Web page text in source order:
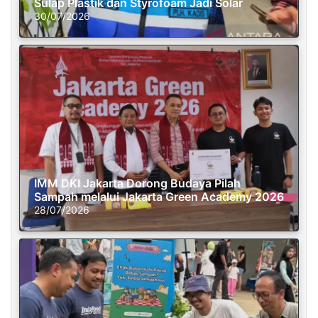
Sulap Plastik dan Styrofoam Jadi Solar
30/07/2026
IMM DKI Jakarta Dorong Budaya Pilah
Sampah melalui Jakarta Green Academy 2026
28/07/2026